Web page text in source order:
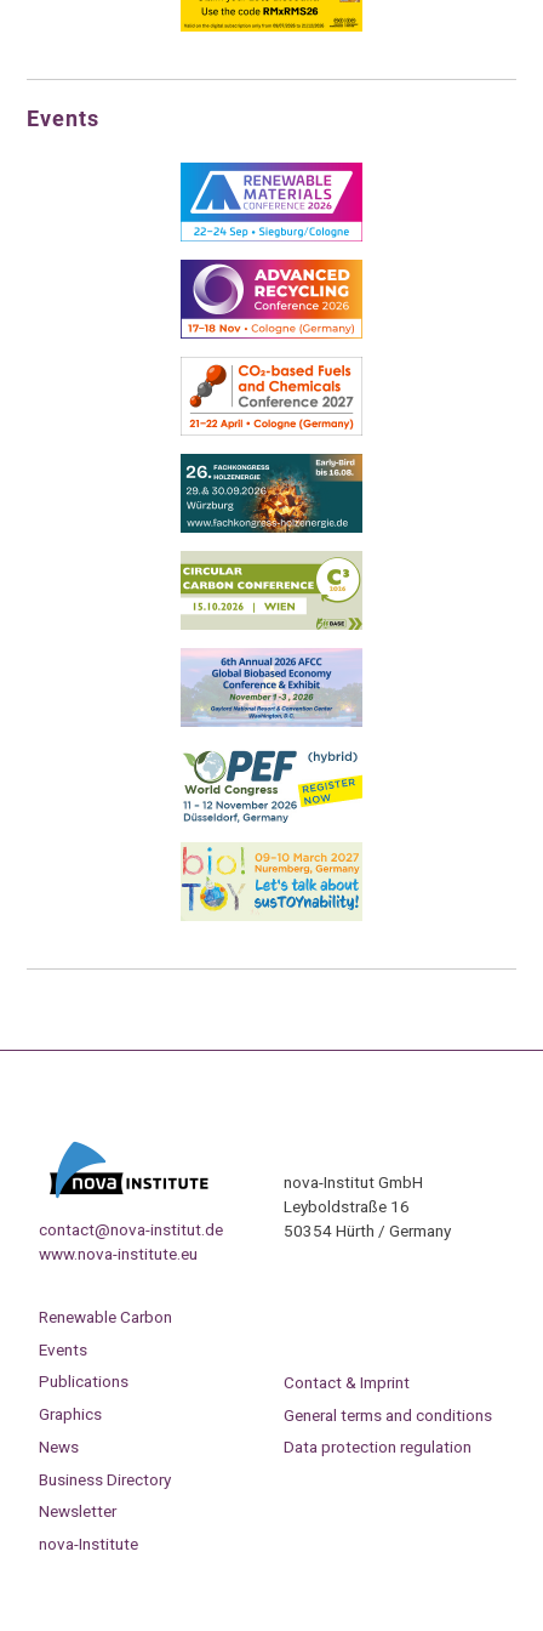
Events
contact@nova-institut.de
www.nova-institute.eu
nova-Institut GmbH
Leyboldstraße 16
50354 Hürth / Germany
Renewable Carbon
Events
Publications
Graphics
News
Business Directory
Newsletter
nova-Institute
Contact & Imprint
General terms and conditions
Data protection regulation